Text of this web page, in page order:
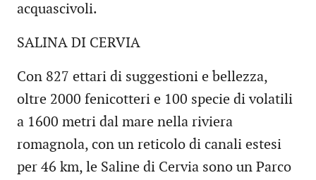
acquascivoli.
SALINA DI CERVIA
Con 827 ettari di suggestioni e bellezza,
oltre 2000 fenicotteri e 100 specie di volatili
a 1600 metri dal mare nella riviera
romagnola, con un reticolo di canali estesi
per 46 km, le Saline di Cervia sono un Parco